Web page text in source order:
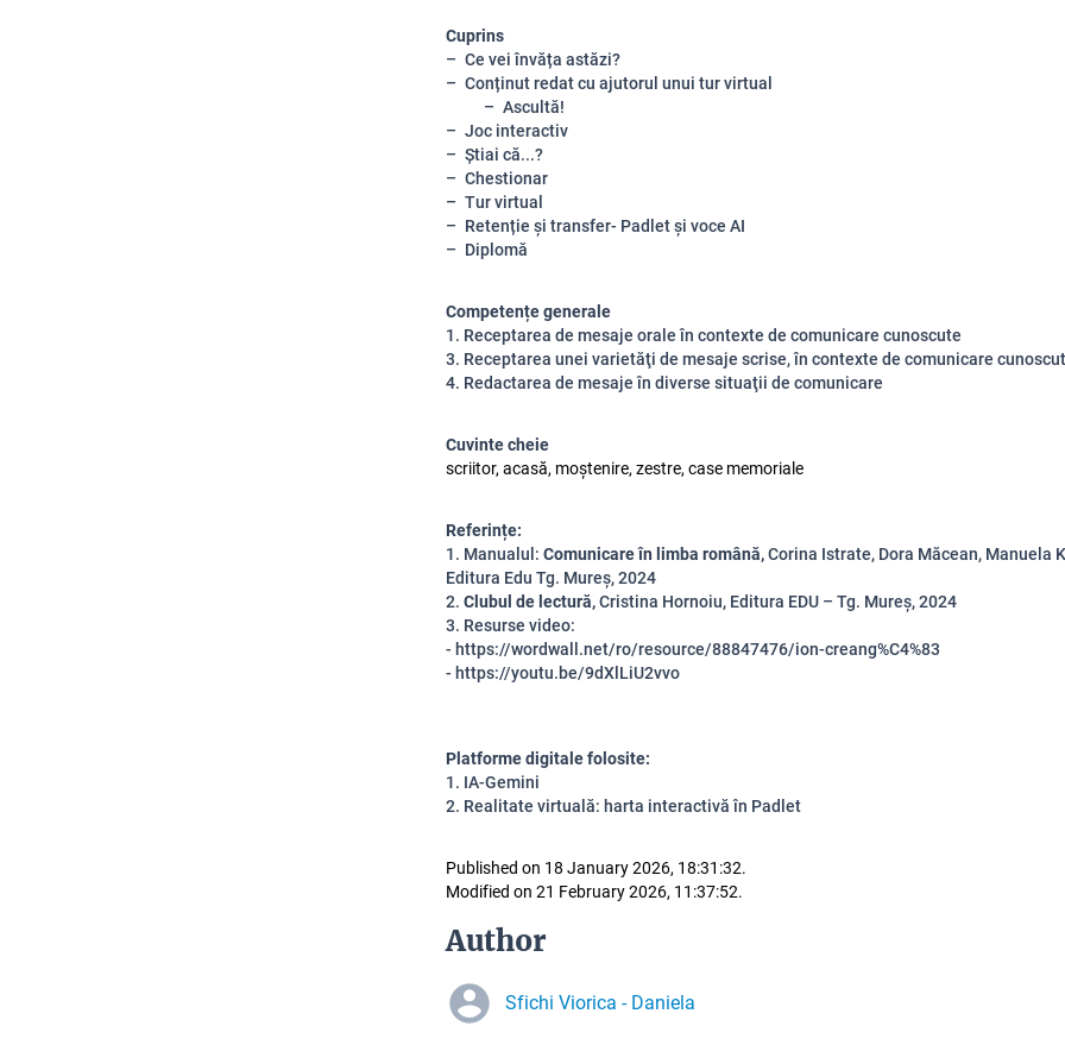
Cuprins
Ce vei învăța astăzi?
Conținut redat cu ajutorul unui tur virtual
Ascultă!
Joc interactiv
Știai că...?
Chestionar
Tur virtual
Retenție și transfer- Padlet și voce AI
Diplomă
Competențe generale
1. Receptarea de mesaje orale în contexte de comunicare cunoscute
3. Receptarea unei varietăţi de mesaje scrise, în contexte de comunicare
4. Redactarea de mesaje în diverse situaţii de comunicare
Cuvinte cheie
scriitor, acasă, moștenire, zestre, case memoriale
Referințe:
1. Manualul: Comunicare în limba română,Corina Istrate, Dora Măcean, Manuela
Editura Edu Tg. Mureș, 2024
2. Clubul de lectură,Cristina Hornoiu, Editura EDU – Tg. Mureș, 2024
3. Resurse video:
- https://wordwall.net/ro/resource/88847476/ion-creang%C4%83
- https://youtu.be/9dXlLiU2vvo
Platforme digitale folosite:
1. IA-Gemini
2. Realitate virtuală: harta interactivă în Padlet
Published on 18 January 2026, 18:31:32.
Modified on 21 February 2026, 11:37:52.
Author
Sfichi Viorica - Daniela